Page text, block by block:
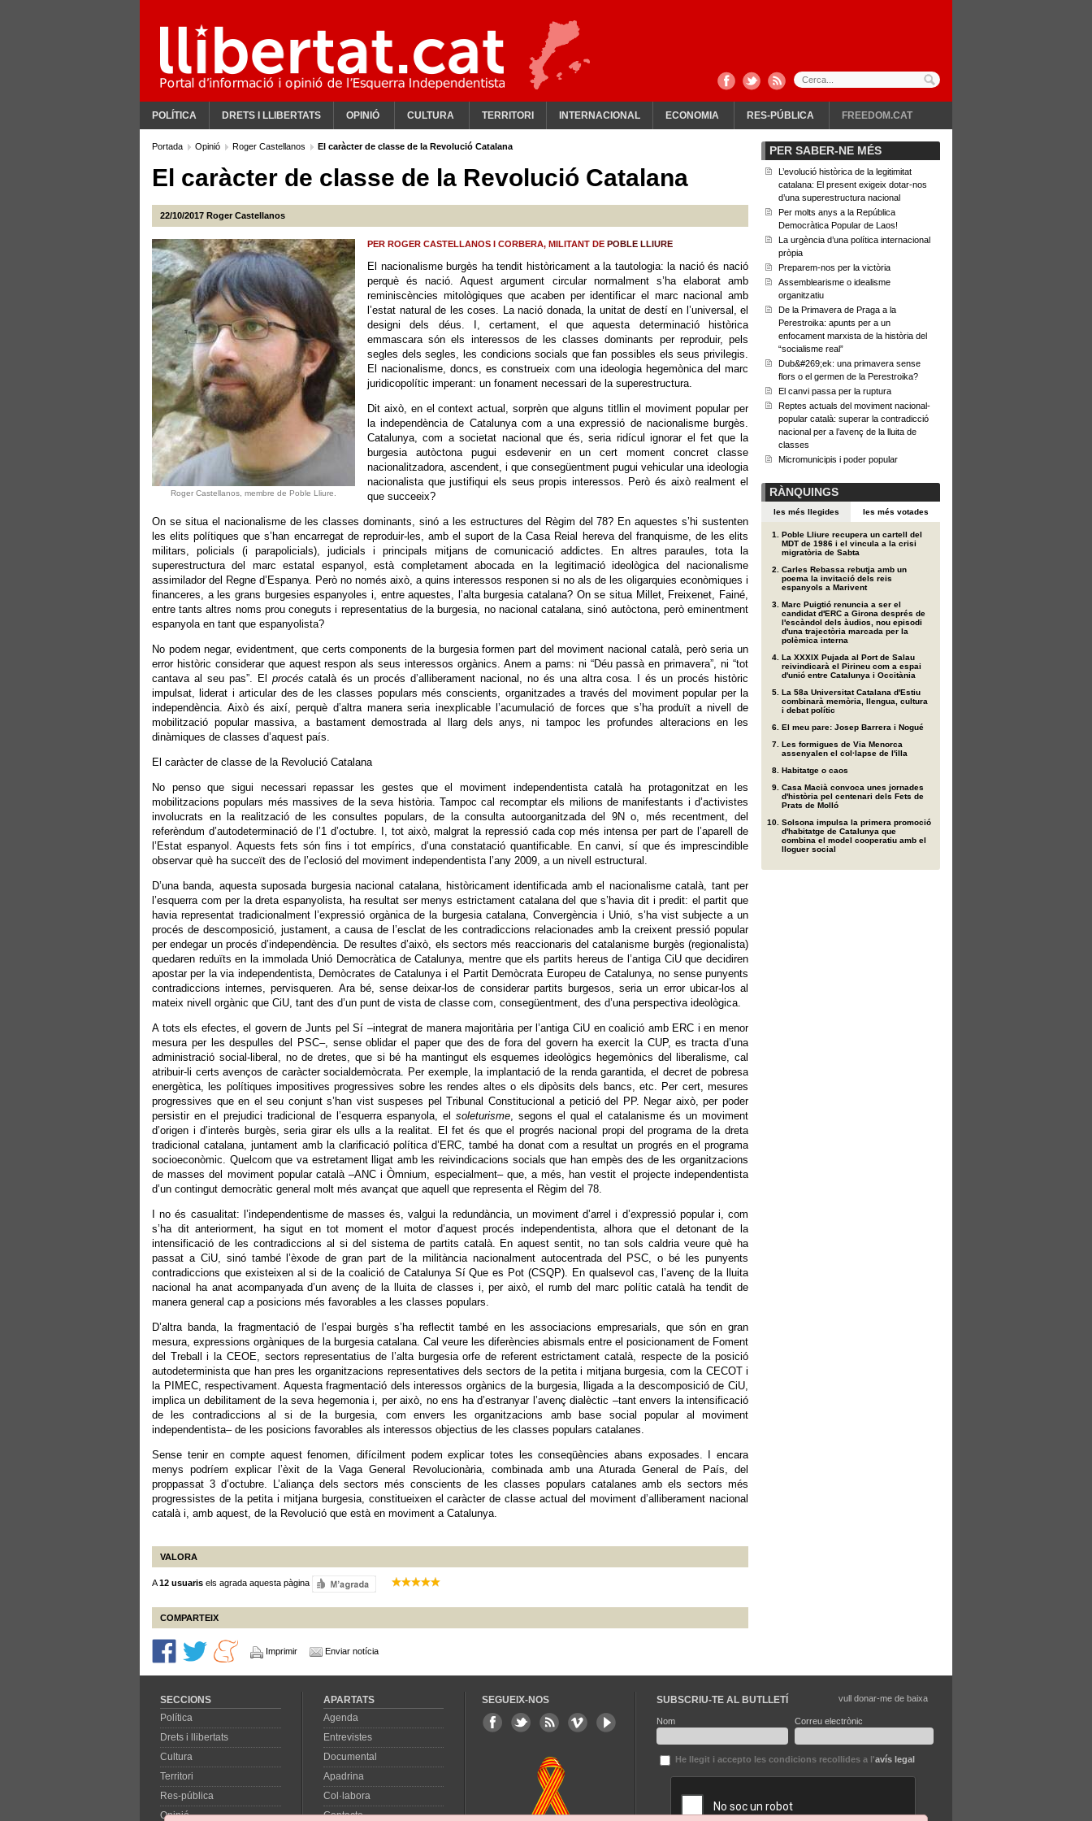
POLÍTICA DRETS I LLIBERTATS OPINIÓ CULTURA TERRITORI INTERNACIONAL ECONOMIA RES-PÚBLICA FREEDOM.CAT
Portada Opinió Roger Castellanos El caràcter de classe de la Revolució Catalana
El caràcter de classe de la Revolució Catalana
22/10/2017 Roger Castellanos
Roger Castellanos, membre de Poble Lliure.
PER ROGER CASTELLANOS I CORBERA, MILITANT DE POBLE LLIURE
El nacionalisme burgès ha tendit històricament a la tautologia: la nació és nació
perquè és nació. Aquest argument circular normalment s’ha elaborat amb
reminiscències mitològiques que acaben per identificar el marc nacional amb
l’estat natural de les coses. La nació donada, la unitat de destí en l’universal, el
designi dels déus. I, certament, el que aquesta determinació històrica
emmascara són els interessos de les classes dominants per reproduir, pels
segles dels segles, les condicions socials que fan possibles els seus privilegis.
El nacionalisme, doncs, es construeix com una ideologia hegemònica del marc
juridicopolític imperant: un fonament necessari de la superestructura.
Dit això, en el context actual, sorprèn que alguns titllin el moviment popular per
la independència de Catalunya com a una expressió de nacionalisme burgès.
Catalunya, com a societat nacional que és, seria ridícul ignorar el fet que la
burgesia autòctona pugui esdevenir en un cert moment concret classe
nacionalitzadora, ascendent, i que consegüentment pugui vehicular una ideologia
nacionalista que justifiqui els seus propis interessos. Però és això realment el
que succeeix?
On se situa el nacionalisme de les classes dominants, sinó a les estructures del Règim del 78? En aquestes s’hi sustenten
les elits polítiques que s’han encarregat de reproduir-les, amb el suport de la Casa Reial hereva del franquisme, de les elits
militars, policials (i parapolicials), judicials i principals mitjans de comunicació addictes. En altres paraules, tota la
superestructura del marc estatal espanyol, està completament abocada en la legitimació ideològica del nacionalisme
assimilador del Regne d’Espanya. Però no només això, a quins interessos responen si no als de les oligarquies econòmiques i
financeres, a les grans burgesies espanyoles i, entre aquestes, l’alta burgesia catalana? On se situa Millet, Freixenet, Fainé,
entre tants altres noms prou coneguts i representatius de la burgesia, no nacional catalana, sinó autòctona, però eminentment
espanyola en tant que espanyolista?
No podem negar, evidentment, que certs components de la burgesia formen part del moviment nacional català, però seria un
error històric considerar que aquest respon als seus interessos orgànics. Anem a pams: ni “Déu passà en primavera”, ni “tot
cantava al seu pas”. El procés català és un procés d’alliberament nacional, no és una altra cosa. I és un procés històric
impulsat, liderat i articular des de les classes populars més conscients, organitzades a través del moviment popular per la
independència. Això és així, perquè d’altra manera seria inexplicable l’acumulació de forces que s’ha produït a nivell de
mobilització popular massiva, a bastament demostrada al llarg dels anys, ni tampoc les profundes alteracions en les
dinàmiques de classes d’aquest país.
El caràcter de classe de la Revolució Catalana
No penso que sigui necessari repassar les gestes que el moviment independentista català ha protagonitzat en les
mobilitzacions populars més massives de la seva història. Tampoc cal recomptar els milions de manifestants i d’activistes
involucrats en la realització de les consultes populars, de la consulta autoorganitzada del 9N o, més recentment, del
referèndum d’autodeterminació de l’1 d’octubre. I, tot això, malgrat la repressió cada cop més intensa per part de l’aparell de
l’Estat espanyol. Aquests fets són fins i tot empírics, d’una constatació quantificable. En canvi, sí que és imprescindible
observar què ha succeït des de l’eclosió del moviment independentista l’any 2009, a un nivell estructural.
D’una banda, aquesta suposada burgesia nacional catalana, històricament identificada amb el nacionalisme català, tant per
l’esquerra com per la dreta espanyolista, ha resultat ser menys estrictament catalana del que s’havia dit i predit: el partit que
havia representat tradicionalment l’expressió orgànica de la burgesia catalana, Convergència i Unió, s’ha vist subjecte a un
procés de descomposició, justament, a causa de l’esclat de les contradiccions relacionades amb la creixent pressió popular
per endegar un procés d’independència. De resultes d’això, els sectors més reaccionaris del catalanisme burgès (regionalista)
quedaren reduïts en la immolada Unió Democràtica de Catalunya, mentre que els partits hereus de l’antiga CiU que decidiren
apostar per la via independentista, Demòcrates de Catalunya i el Partit Demòcrata Europeu de Catalunya, no sense punyents
contradiccions internes, pervisqueren. Ara bé, sense deixar-los de considerar partits burgesos, seria un error ubicar-los al
mateix nivell orgànic que CiU, tant des d’un punt de vista de classe com, consegüentment, des d’una perspectiva ideològica.
A tots els efectes, el govern de Junts pel Sí –integrat de manera majoritària per l’antiga CiU en coalició amb ERC i en menor
mesura per les despulles del PSC–, sense oblidar el paper que des de fora del govern ha exercit la CUP, es tracta d’una
administració social-liberal, no de dretes, que si bé ha mantingut els esquemes ideològics hegemònics del liberalisme, cal
atribuir-li certs avenços de caràcter socialdemòcrata. Per exemple, la implantació de la renda garantida, el decret de pobresa
energètica, les polítiques impositives progressives sobre les rendes altes o els dipòsits dels bancs, etc. Per cert, mesures
progressives que en el seu conjunt s’han vist suspeses pel Tribunal Constitucional a petició del PP. Negar això, per poder
persistir en el prejudici tradicional de l’esquerra espanyola, el soleturisme, segons el qual el catalanisme és un moviment
d’origen i d’interès burgès, seria girar els ulls a la realitat. El fet és que el progrés nacional propi del programa de la dreta
tradicional catalana, juntament amb la clarificació política d’ERC, també ha donat com a resultat un progrés en el programa
socioeconòmic. Quelcom que va estretament lligat amb les reivindicacions socials que han empès des de les organitzacions
de masses del moviment popular català –ANC i Òmnium, especialment– que, a més, han vestit el projecte independentista
d’un contingut democràtic general molt més avançat que aquell que representa el Règim del 78.
I no és casualitat: l’independentisme de masses és, valgui la redundància, un moviment d’arrel i d’expressió popular i, com
s’ha dit anteriorment, ha sigut en tot moment el motor d’aquest procés independentista, alhora que el detonant de la
intensificació de les contradiccions al si del sistema de partits català. En aquest sentit, no tan sols caldria veure què ha
passat a CiU, sinó també l’èxode de gran part de la militància nacionalment autocentrada del PSC, o bé les punyents
contradiccions que existeixen al si de la coalició de Catalunya Sí Que es Pot (CSQP). En qualsevol cas, l’avenç de la lluita
nacional ha anat acompanyada d’un avenç de la lluita de classes i, per això, el rumb del marc polític català ha tendit de
manera general cap a posicions més favorables a les classes populars.
D’altra banda, la fragmentació de l’espai burgès s’ha reflectit també en les associacions empresarials, que són en gran
mesura, expressions orgàniques de la burgesia catalana. Cal veure les diferències abismals entre el posicionament de Foment
del Treball i la CEOE, sectors representatius de l’alta burgesia orfe de referent estrictament català, respecte de la posició
autodeterminista que han pres les organitzacions representatives dels sectors de la petita i mitjana burgesia, com la CECOT i
la PIMEC, respectivament. Aquesta fragmentació dels interessos orgànics de la burgesia, lligada a la descomposició de CiU,
implica un debilitament de la seva hegemonia i, per això, no ens ha d’estranyar l’avenç dialèctic –tant envers la intensificació
de les contradiccions al si de la burgesia, com envers les organitzacions amb base social popular al moviment
independentista– de les posicions favorables als interessos objectius de les classes populars catalanes.
Sense tenir en compte aquest fenomen, difícilment podem explicar totes les conseqüències abans exposades. I encara
menys podríem explicar l’èxit de la Vaga General Revolucionària, combinada amb una Aturada General de País, del
proppassat 3 d’octubre. L’aliança dels sectors més conscients de les classes populars catalanes amb els sectors més
progressistes de la petita i mitjana burgesia, constitueixen el caràcter de classe actual del moviment d’alliberament nacional
català i, amb aquest, de la Revolució que està en moviment a Catalunya.
VALORA
A12 usuaris els agrada aquesta pàgina
COMPARTEIX
Imprimir Enviar notícia
PER SABER-NE MÉS
L’evolució històrica de la legitimitat
catalana: El present exigeix dotar-nos
d’una superestructura nacional
Per molts anys a la República
Democràtica Popular de Laos!
La urgència d’una política internacional
pròpia
Preparem-nos per la victòria
Assemblearisme o idealisme
organitzatiu
De la Primavera de Praga a la
Perestroika: apunts per a un
enfocament marxista de la història del
“socialisme real”
Dub&#269;ek: una primavera sense
flors o el germen de la Perestroika?
El canvi passa per la ruptura
Reptes actuals del moviment nacional-
popular català: superar la contradicció
nacional per a l’avenç de la lluita de
classes
Micromunicipis i poder popular
RÀNQUINGS
les més llegides les més votades
Poble Lliure recupera un cartell del
MDT de 1986 i el vincula a la crisi
migratòria de Sabta
Carles Rebassa rebutja amb un
poema la invitació dels reis
espanyols a Marivent
Marc Puigtió renuncia a ser el
candidat d'ERC a Girona després de
l'escàndol dels àudios, nou episodi
d'una trajectòria marcada per la
polèmica interna
La XXXIX Pujada al Port de Salau
reivindicarà el Pirineu com a espai
d'unió entre Catalunya i Occitània
La 58a Universitat Catalana d'Estiu
combinarà memòria, llengua, cultura
i debat polític
El meu pare: Josep Barrera i Nogué
Les formigues de Via Menorca
assenyalen el col·lapse de l'illa
Habitatge o caos
Casa Macià convoca unes jornades
d'història pel centenari dels Fets de
Prats de Molló
Solsona impulsa la primera promoció
d'habitatge de Catalunya que
combina el model cooperatiu amb el
lloguer social
SECCIONS
Política
Drets i llibertats
Cultura
Territori
Res-pública
Opinió
APARTATS
Agenda
Entrevistes
Documental
Apadrina
Col·labora
Contacte
SEGUEIX-NOS SUBSCRIU-TE AL BUTLLETÍ
Nom Correu electrònic
He llegit i accepto les condicions recollides a l'avís legal
vull donar-me de baixa